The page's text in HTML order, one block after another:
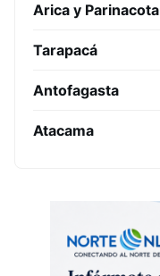
Arica y Parinacota
Tarapacá
Antofagasta
Atacama